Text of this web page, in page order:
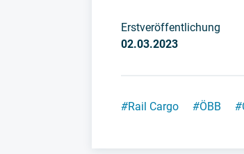
Erstveröffentlichung
02.03.2023
#Rail Cargo #ÖBB #